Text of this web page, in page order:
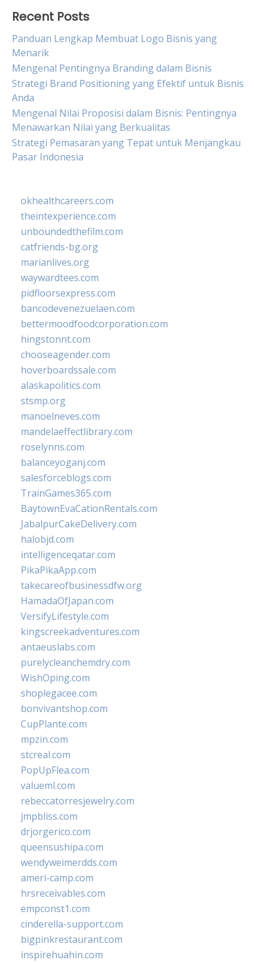
Recent Posts
Panduan Lengkap Membuat Logo Bisnis yang
Menarik
Mengenal Pentingnya Branding dalam Bisnis
Strategi Brand Positioning yang Efektif untuk Bisnis
Anda
Mengenal Nilai Proposisi dalam Bisnis: Pentingnya
Menawarkan Nilai yang Berkualitas
Strategi Pemasaran yang Tepat untuk Menjangkau
Pasar Indonesia
okhealthcareers.com
theintexperience.com
unboundedthefilm.com
catfriends-bg.org
marianlives.org
waywardtees.com
pidfloorsexpress.com
bancodevenezuelaen.com
bettermoodfoodcorporation.com
hingstonnt.com
chooseagender.com
hoverboardssale.com
alaskapolitics.com
stsmp.org
manoelneves.com
mandelaeffectlibrary.com
roselynns.com
balanceyoganj.com
salesforceblogs.com
TrainGames365.com
BaytownEvaCationRentals.com
JabalpurCakeDelivery.com
halobjd.com
intelligenceqatar.com
PikaPikaApp.com
takecareofbusinessdfw.org
HamadaOfJapan.com
VersifyLifestyle.com
kingscreekadventures.com
antaeuslabs.com
purelycleanchemdry.com
WishOping.com
shoplegacee.com
bonvivantshop.com
CupPlante.com
mpzin.com
stcreal.com
PopUpFlea.com
valueml.com
rebeccatorresjewelry.com
jmpbliss.com
drjorgerico.com
queensushipa.com
wendyweimerdds.com
ameri-camp.com
hrsreceivables.com
empconst1.com
cinderella-support.com
bigpinkrestaurant.com
inspirehuahin.com